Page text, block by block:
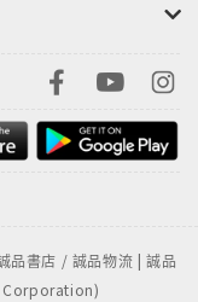
書店 / 誠品物流 | 誠品
Corporation)